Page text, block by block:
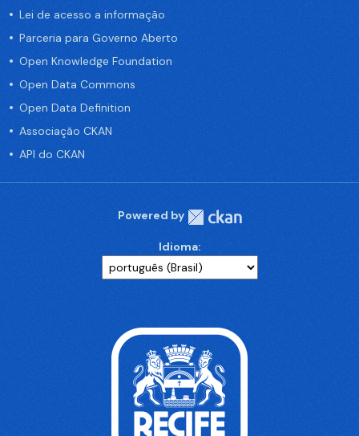
Lei de acesso a informação
Parceria para Governo Aberto
Open Knowledge Foundation
Open Data Commons
Open Data Definition
Associação CKAN
API do CKAN
Powered by
Idioma